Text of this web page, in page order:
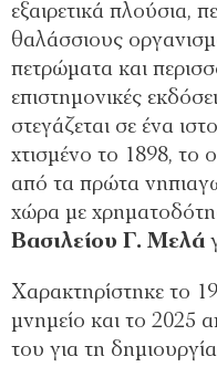
εξαιρετικά πλούσια,
θαλάσσιους
πετρώματα και
επιστημονικές
στεγάζεται σε ένα
χτισμένο το 1898, το
από τα πρώτα
χώρα με
Βασιλείου Γ. Μελά
Χαρακτηρίστηκε το
μνημείο και το 2025
του για τη